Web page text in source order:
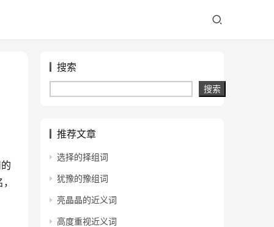
搜索
搜索
推荐文章
选择的择组词
犹豫的豫组词
亮晶晶的近义词
高度重视近义词